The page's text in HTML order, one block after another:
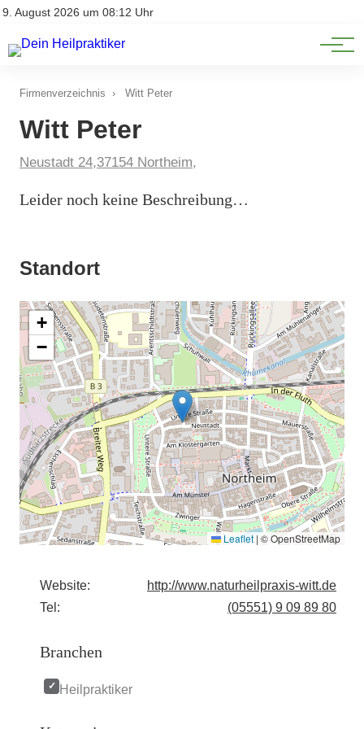
9. August 2026 um 08:12 Uhr
Impressum
Natürliche Medizin
Heilpflanzen & Kräuterkunde
Firmenverzeichnis › Witt Peter
Witt Peter
Neustadt 24,37154 Northeim,
Leider noch keine Beschreibung…
Standort
+
−
Leaflet | © OpenStreetMap
Website:
http://www.naturheilpraxis-witt.de
Tel:
(05551) 9 09 89 80
Branchen
Heilpraktiker